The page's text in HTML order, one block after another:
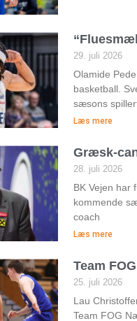
29. juli 2026
Olamide
basketball.
sæsons
Læs mere
Græsk-
28. juli 2026
BK Vejen har
kommende
coach
Læs mere
Team
25. juli 2026
Lau
Team FOG